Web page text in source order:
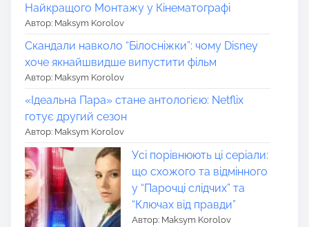
Найкращого Монтажу у Кінематографі
Автор: Maksym Korolov
Скандали навколо “Білосніжки”: чому Disney
хоче якнайшвидше випустити фільм
Автор: Maksym Korolov
«Ідеальна Пара» стане антологією: Netflix
готує другий сезон
Автор: Maksym Korolov
Усі порівнюють ці серіали:
що схожого та відмінного
у “Парочці слідчих” та
“Ключах від правди”
Автор: Maksym Korolov